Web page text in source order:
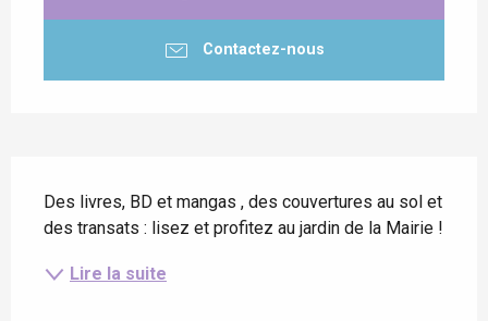
Contactez-nous
Des livres, BD et mangas , des couvertures au sol et
des transats : lisez et profitez au jardin de la Mairie !
Lire la suite